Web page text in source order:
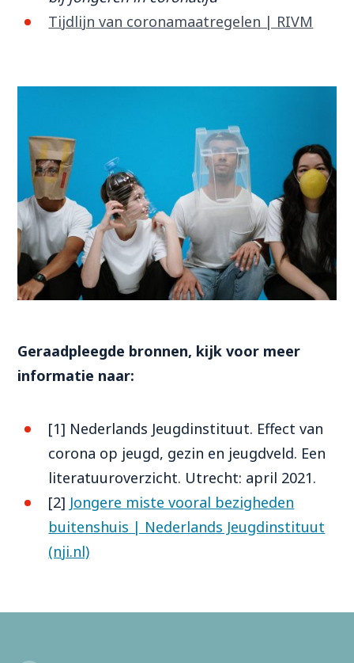
Tijdlijn van coronamaatregelen | RIVM
Geraadpleegde bronnen, kijk voor meer
informatie naar:
[1] Nederlands Jeugdinstituut. Effect van
corona op jeugd, gezin en jeugdveld. Een
literatuuroverzicht. Utrecht: april 2021.
[2] Jongere miste vooral bezigheden
buitenshuis | Nederlands Jeugdinstituut
(nji.nl)